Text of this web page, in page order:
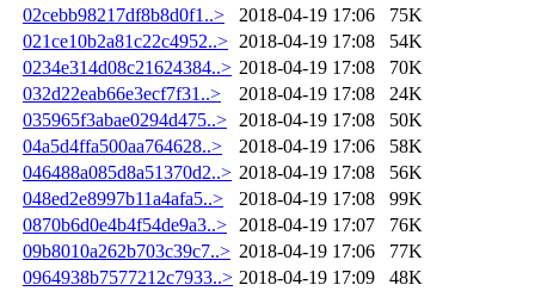
02cebb98217df8b8d0f1..>
2018-04-19 17:06
75K
021ce10b2a81c22c4952..> 2018-04-19 17:08
54K
0234e314d08c21624384..> 2018-04-19 17:08
70K
032d22eab66e3ecf7f31..>
2018-04-19 17:08
24K
035965f3abae0294d475..>
2018-04-19 17:08
50K
04a5d4ffa500aa764628..>
2018-04-19 17:06
58K
046488a085d8a51370d2..> 2018-04-19 17:08
56K
048ed2e8997b11a4afa5..>
2018-04-19 17:08
99K
0870b6d0e4b4f54de9a3..>
2018-04-19 17:07
76K
09b8010a262b703c39c7..> 2018-04-19 17:06
77K
0964938b7577212c7933..> 2018-04-19 17:09
48K